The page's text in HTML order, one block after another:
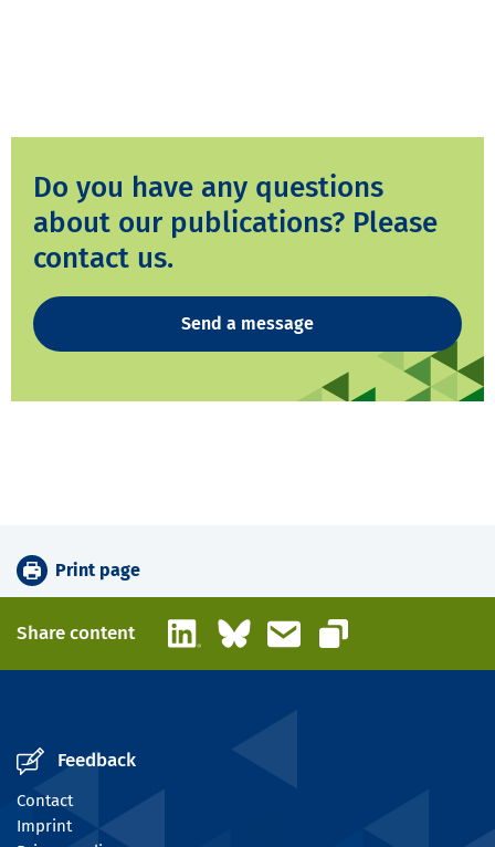
Do you have any questions
about our publications? Please
contact us.
Send a message
Print page
Share content LinkedInBlueskyEmail
Copy link
Feedback
Contact
Imprint